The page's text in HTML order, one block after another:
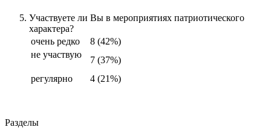
Участвуете ли Вы в мероприятиях патриотического
характера?
очень редко
8 (42%)
не участвую
7 (37%)
регулярно
4 (21%)
Разделы